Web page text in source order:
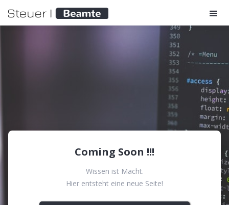
Coming Soon !!!
Wissen ist Macht.
Hier entsteht eine neue Seite!